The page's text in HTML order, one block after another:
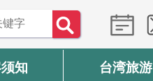
知 台湾旅游